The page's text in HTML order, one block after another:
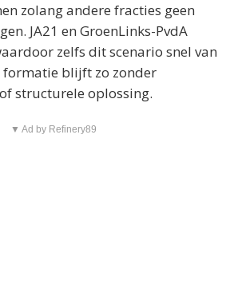
zolang andere fracties geen
JA21 en GroenLinks-PvdA
zelfs dit scenario snel van
formatie blijft zo zonder
structurele oplossing.
▼ Ad by Refinery89